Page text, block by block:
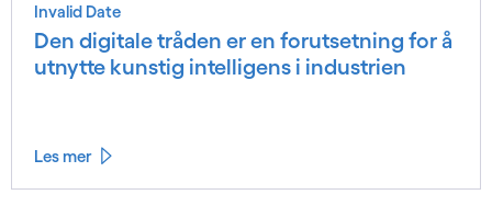
Invalid Date
Den digitale tråden er en forutsetning for å
utnytte kunstig intelligens i industrien
Les mer